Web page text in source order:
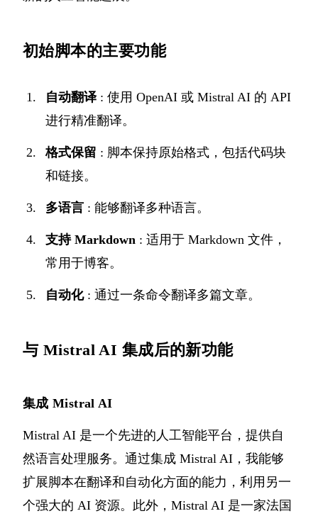
初始脚本的主要功能
自动翻译 : 使用 OpenAI 或 Mistral AI 的 API
进行精准翻译。
格式保留 : 脚本保持原始格式，包括代码块
和链接。
多语言 : 能够翻译多种语言。
支持 Markdown : 适用于 Markdown 文件，
常用于博客。
自动化: 通过一条命令翻译多篇文章。
与 Mistral AI 集成后的新功能
集成 Mistral AI
Mistral AI 是一个先进的人工智能平台，提供自
然语言处理服务。通过集成 Mistral AI，我能够
扩展脚本在翻译和自动化方面的能力，利用另一
个强大的 AI 资源。此外，Mistral AI 是一家法国